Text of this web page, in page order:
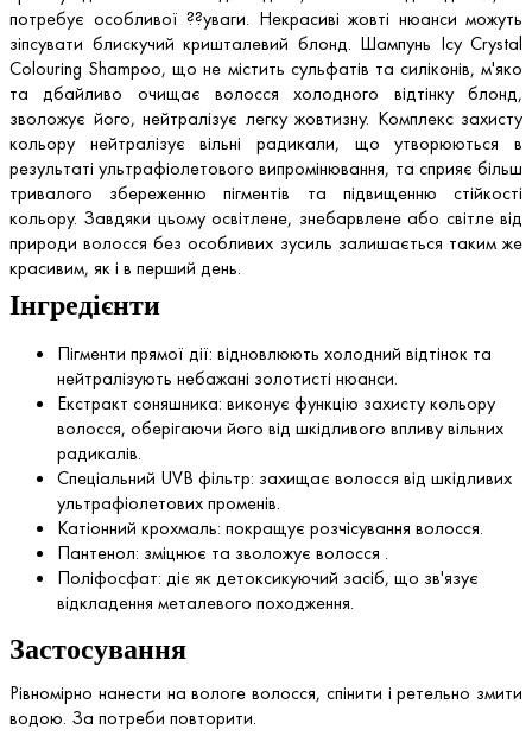
потребує особливої ??уваги. Некрасиві жовті нюанси можуть
зіпсувати блискучий кришталевий блонд. Шампунь Icy Crystal
Colouring Shampoo, що не містить сульфатів та силіконів, м'яко
та дбайливо очищає волосся холодного відтінку блонд,
зволожує його, нейтралізує легку жовтизну. Комплекс захисту
кольору нейтралізує вільні радикали, що утворюються в
результаті ультрафіолетового випромінювання, та сприяє більш
тривалого збереженню пігментів та підвищенню стійкості
кольору. Завдяки цьому освітлене, знебарвлене або світле від
природи волосся без особливих зусиль залишається таким же
красивим, як і в перший день.
Інгредієнти
Пігменти прямої дії: відновлюють холодний відтінок та
нейтралізують небажані золотисті нюанси.
Екстракт соняшника: виконує функцію захисту кольору
волосся, оберігаючи його від шкідливого впливу вільних
радикалів.
Спеціальний UVB фільтр: захищає волосся від шкідливих
ультрафіолетових променів.
Катіонний крохмаль: покращує розчісування волосся.
Пантенол: зміцнює та зволожує волосся .
Поліфосфат: діє як детоксикуючий засіб, що зв'язує
відкладення металевого походження.
Застосування
Рівномірно нанести на вологе волосся, спінити і ретельно змити
водою. За потреби повторити.